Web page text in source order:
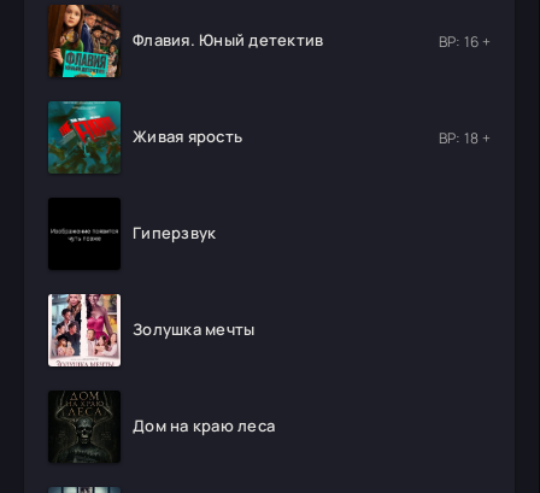
Флавия. Юный детектив ВР: 16 +
Живая ярость ВР: 18 +
Гиперзвук
Золушка мечты
Дом на краю леса